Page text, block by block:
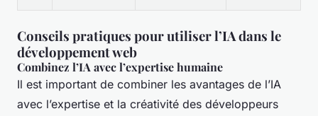
Conseils pratiques pour utiliser l’IA dans le
développement web
Combinez l’IA avec l’expertise humaine
Il est important de combiner les avantages de l’IA
avec l’expertise et la créativité des développeurs